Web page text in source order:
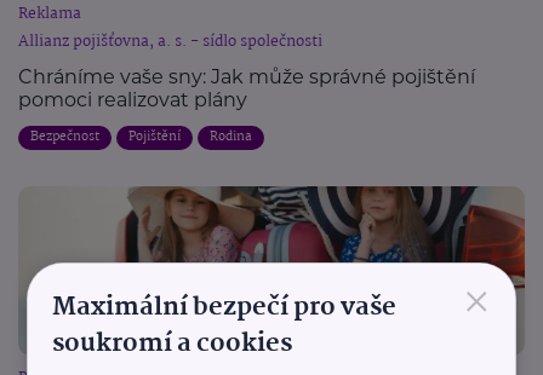
Reklama
Allianz pojišťovna, a. s. - sídlo společnosti
Chráníme vaše sny: Jak může správné pojištění
pomoci realizovat plány
Bezpečnost Pojištění Rodina
×
Maximální bezpečí pro vaše
soukromí a cookies